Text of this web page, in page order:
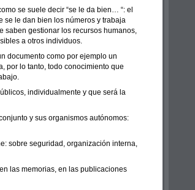
se suele decir “se le da bien… “: el
se le dan bien los números y trabaja
saben gestionar los recursos humanos,
a otros individuos.
documento como por ejemplo un
por lo tanto, todo conocimiento que
individualmente y que será la
y sus organismos autónomos:
sobre seguridad, organización interna,
las memorias, en las publicaciones